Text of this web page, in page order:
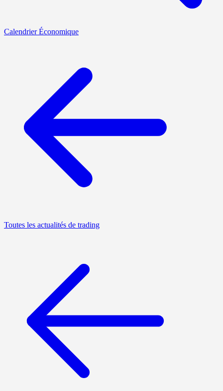
Calendrier Économique
Toutes les actualités de trading